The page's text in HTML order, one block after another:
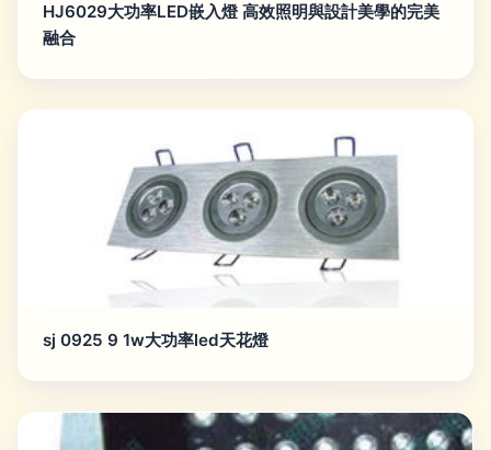
HJ6029大功率LED嵌入燈 高效照明與設計美學的完美
融合
sj 0925 9 1w大功率led天花燈